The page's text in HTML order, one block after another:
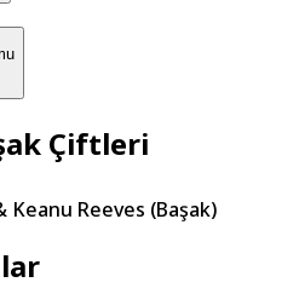
Çiftleri
Keanu Reeves (Başak)